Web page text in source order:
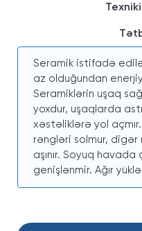
Seramik istifadə
az olduğundan
Seramiklərin uşaq
yoxdur, uşaqlarda
xəstəliklərə yol
rəngləri solmur,
aşınır. Soyuq
genişlənmir. Ağır